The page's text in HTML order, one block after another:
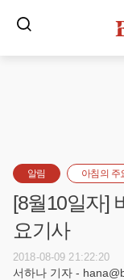
알림 아침의 주
[8월10일자]
요기사
2018-08-09 21:22:20
서하나 기자 -